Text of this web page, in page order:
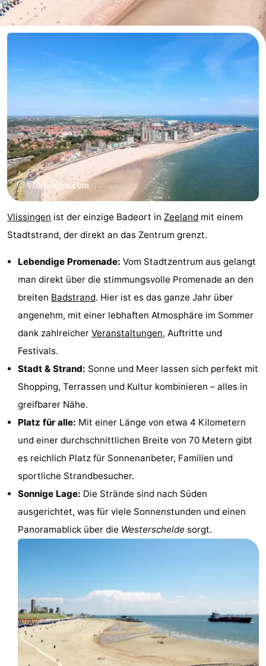
Duinzicht
-
Noordzee
Vlissingen
-
Strandpark
Zeeland
Vebenabos
-
Westduin
Hotels
Zimmer
(mit
Frühstück)
Lastminutes
Strand
Sehen
Denkmäler
Aussichtspunkte
Attraktionen
Spielplätze
Indoor-
Spielplätze
Bowling
Wellness-
Zentren
Dörfer
Natur
Schwimmbader
Radfahren
Vlissingen ist der einzige Badeort in Zeeland mit einem
Stadtstrand, der direkt an das Zentrum grenzt.
Lebendige Promenade: Vom Stadtzentrum aus gelangt
man direkt über die stimmungsvolle Promenade an den
breiten Badstrand. Hier ist es das ganze Jahr über
angenehm, mit einer lebhaften Atmosphäre im Sommer
dank zahlreicher Veranstaltungen, Auftritte und
Festivals.
Stadt & Strand: Sonne und Meer lassen sich perfekt mit
Shopping, Terrassen und Kultur kombinieren – alles in
greifbarer Nähe.
Platz für alle: Mit einer Länge von etwa 4 Kilometern
und einer durchschnittlichen Breite von 70 Metern gibt
es reichlich Platz für Sonnenanbeter, Familien und
sportliche Strandbesucher.
Sonnige Lage: Die Strände sind nach Süden
ausgerichtet, was für viele Sonnenstunden und einen
Panoramablick über die Westerschelde sorgt.